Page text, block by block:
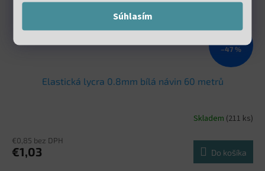
Súhlasím
–47 %
Elastická lycra 0.8mm bílá návin 60 metrů
Skladem (211 ks)
€0,85 bez DPH
€1,03 Do košíka